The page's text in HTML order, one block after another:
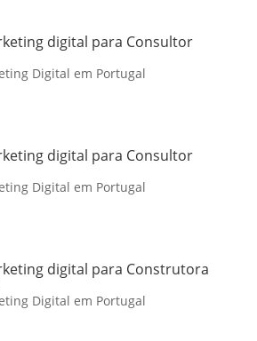
digital para Consultor
Digital em Portugal
digital para Consultor
Digital em Portugal
digital para Construtora
Digital em Portugal